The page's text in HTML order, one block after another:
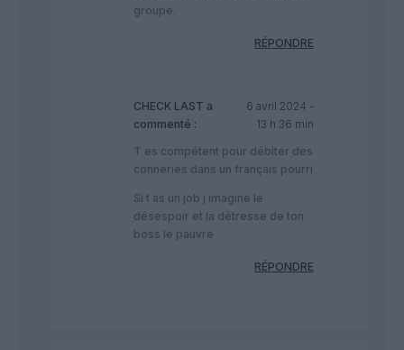
groupe.
RÉPONDRE
CHECK LAST a
commenté :
6 avril 2024 -
13 h 36 min
T es compétent pour débiter des
conneries dans un français pourri
Si t as un job j imagine le
désespoir et la détresse de ton
boss le pauvre
RÉPONDRE